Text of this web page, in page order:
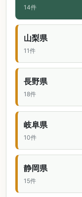
14件
山梨県
11件
長野県
18件
岐阜県
10件
静岡県
15件